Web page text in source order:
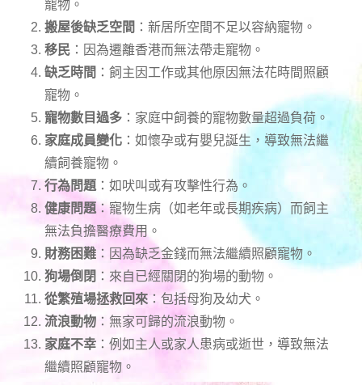
寵物。
搬屋後缺乏空間 ：新居所空間不足以容納寵物。
移民 ：因為遷離香港而無法帶走寵物。
缺乏時間 ：飼主因工作或其他原因無法花時間照顧
寵物。
寵物數目過多 ：家庭中飼養的寵物數量超過負荷。
家庭成員變化 ：如懷孕或有嬰兒誕生，導致無法繼
續飼養寵物。
行為問題 ：如吠叫或有攻擊性行為。
健康問題 ：寵物生病（如老年或長期疾病）而飼主
無法負擔醫療費用。
財務困難 ：因為缺乏金錢而無法繼續照顧寵物。
狗場倒閉 ：來自已經關閉的狗場的動物。
從繁殖場拯救回來：包括母狗及幼犬。
流浪動物 ：無家可歸的流浪動物。
家庭不幸 ：例如主人或家人患病或逝世，導致無法
繼續照顧寵物。